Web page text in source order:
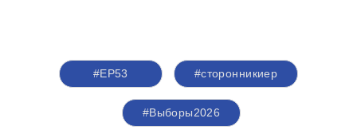
#ЕР53 #сторонникиер
#Выборы2026